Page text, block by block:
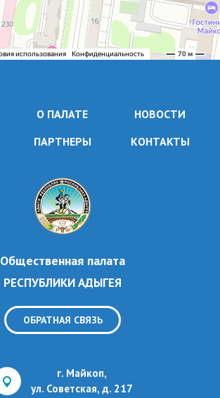
О ПАЛАТЕ
НОВОСТИ
ПАРТНЕРЫ КОНТАКТЫ
Общественная палата
РЕСПУБЛИКИ АДЫГЕЯ
ОБРАТНАЯ СВЯЗЬ
г. Майкоп,
ул. Советская, д. 217